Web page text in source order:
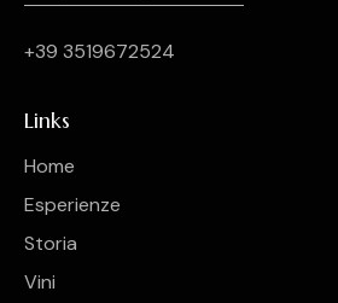
+39 3519672524
Links
Home
Esperienze
Storia
Vini